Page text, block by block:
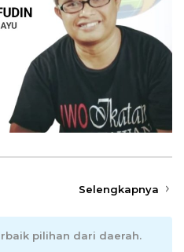
Selengkapnya
pilihan dari daerah.